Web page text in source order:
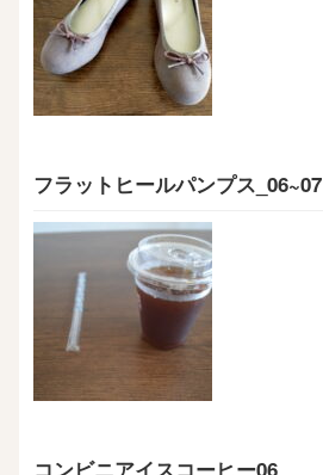
フラットヒールパンプス_06~07
コンビニアイスコーヒー06